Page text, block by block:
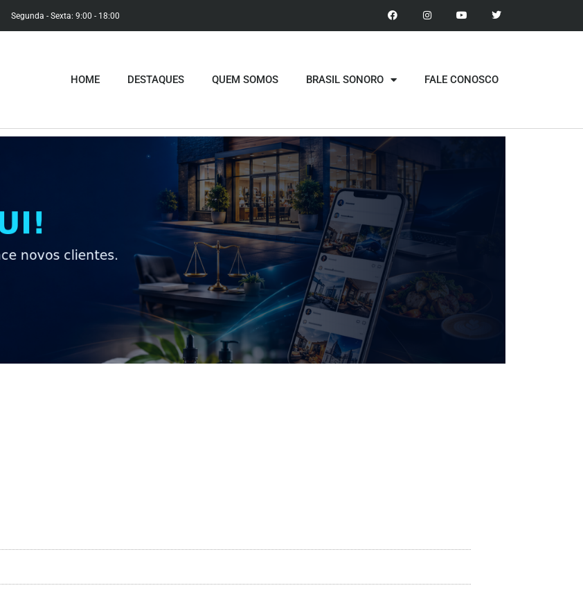
Segunda - Sexta: 9:00 - 18:00​
HOME DESTAQUES QUEM SOMOS BRASIL SONORO FALE CONOSCO